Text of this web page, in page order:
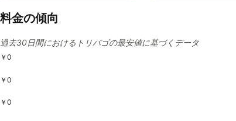
料金の傾向
過去30日間におけるトリバゴの最安値に基づくデータ
￥0
￥0
￥0